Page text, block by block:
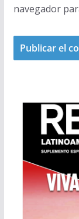
navegador